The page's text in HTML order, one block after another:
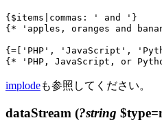
{$items|commas: ' and '}
{* 'apples, oranges and
{=['PHP', 'JavaScript',
implodeも参照してください。
dataStream (?string